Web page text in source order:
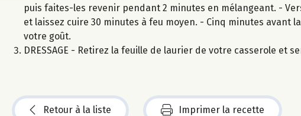
puis faites-les revenir pendant 2 minutes en mélangeant. -
et laissez cuire 30 minutes à feu moyen. - Cinq minutes avant
votre goût.
DRESSAGE - Retirez la feuille de laurier de votre casserole et
Retour à la liste Imprimer la recette